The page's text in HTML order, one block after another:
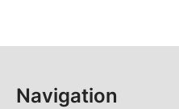
Navigation